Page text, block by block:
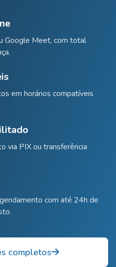
Google Meet, com total
em horários compatíveis
via PIX ou transferência
com até 24h de
completos